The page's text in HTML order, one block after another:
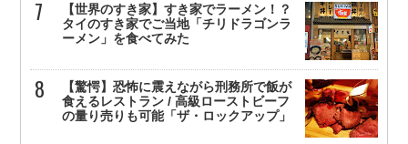
【世界のすき家】すき家でラーメン！？
タイのすき家でご当地「チリドラゴンラ
ーメン」を食べてみた
【驚愕】恐怖に震えながら刑務所で飯が
食えるレストラン / 高級ローストビーフ
の量り売りも可能「ザ・ロックアップ」